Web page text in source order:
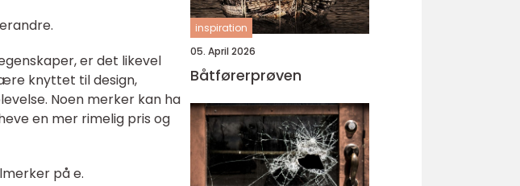
er det likevel
knyttet til design,
Noen merker kan ha
en mer rimelig pris og
på e.
inspiration
05. April 2026
Båtførerprøven